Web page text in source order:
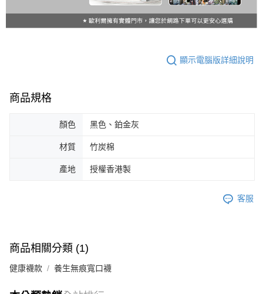
顯示電腦版詳細說明
商品規格
顏色 黑色、鉑金灰
材質 竹炭棉
產地 授權香港製
客服
商品相關分類 (1)
健康襪款 養生無痕寬口襪